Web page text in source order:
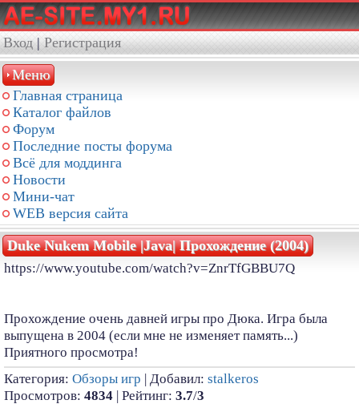
Вход|Регистрация
Меню
Главная страница
Каталог файлов
Форум
Последние посты форума
Всё для моддинга
Новости
Мини-чат
WEB версия сайта
Duke Nukem Mobile |Java| Прохождение (2004)
https://www.youtube.com/watch?v=ZnrTfGBBU7Q
Прохождение очень давней игры про Дюка. Игра была
выпущена в 2004 (если мне не изменяет память...)
Приятного просмотра!
Категория: Обзоры игр | Добавил: stalkeros
Просмотров: 4834 | Рейтинг: 3.7/3